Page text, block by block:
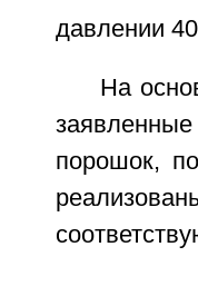
давлении
На
порошок,